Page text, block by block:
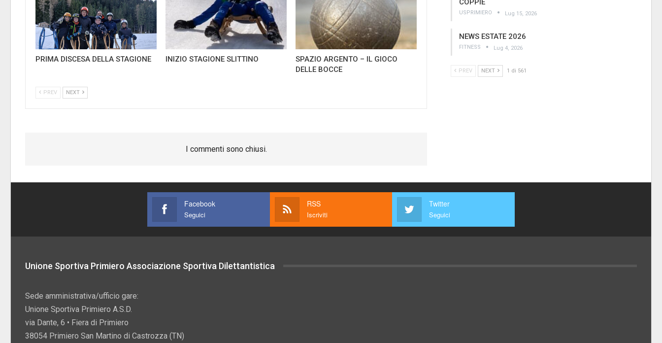
PRIMA DISCESA DELLA STAGIONE INIZIO STAGIONE SLITTINO
SPAZIO ARGENTO – IL GIOCO
DELLE BOCCE
PREV NEXT
I commenti sono chiusi.
COPPIE
USPRIMIERO Lug 15, 2026
NEWS ESTATE 2026
FITNESS Lug 4, 2026
PREV NEXT 1 di 561
Facebook
Seguici
RSS
Iscriviti
Twitter
Seguici
Unione Sportiva Primiero Associazione Sportiva Dilettantistica
Sede amministrativa/ufficio gare:
Unione Sportiva Primiero A.S.D.
via Dante, 6 • Fiera di Primiero
38054 Primiero San Martino di Castrozza (TN)